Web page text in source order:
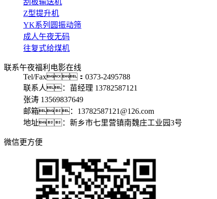
Z型提升机
YK系列圆振动筛
成人午夜无码
往复式给煤机
联系午夜福利电影在线
Tel/Fax：0373-2495788
联系人：苗经理 13782587121
张涛 13569837649
邮箱：13782587121@126.com
地址：新乡市七里营镇南魏庄工业园3号
微信更方便